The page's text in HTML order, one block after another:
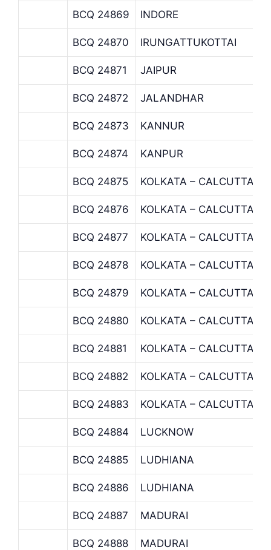
BCQ 24869 INDORE
BCQ 24870 IRUNGATTUKOTTAI
BCQ 24871 JAIPUR
BCQ 24872 JALANDHAR
BCQ 24873 KANNUR
BCQ 24874 KANPUR
BCQ 24875 KOLKATA – CALCUTTA
BCQ 24876 KOLKATA – CALCUTTA
BCQ 24877 KOLKATA – CALCUTTA
BCQ 24878 KOLKATA – CALCUTTA
BCQ 24879 KOLKATA – CALCUTTA
BCQ 24880 KOLKATA – CALCUTTA
BCQ 24881 KOLKATA – CALCUTTA
BCQ 24882 KOLKATA – CALCUTTA
BCQ 24883 KOLKATA – CALCUTTA
BCQ 24884 LUCKNOW
BCQ 24885 LUDHIANA
BCQ 24886 LUDHIANA
BCQ 24887 MADURAI
BCQ 24888 MADURAI